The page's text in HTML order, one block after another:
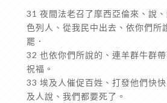
31 夜間法老召了摩西亞倫來、說
色列人、從我民中出去、依你們所
罷．
32 也依你們所說的、連羊群牛群
祝福。
33 埃及人催促百姓、打發他們快
及人說、我們都要死了。